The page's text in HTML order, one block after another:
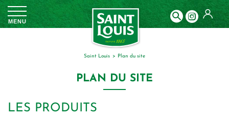
MENU
Saint Louis plan du site
PLAN DU SITE
LES PRODUITS
Panneau de gestion des cookies